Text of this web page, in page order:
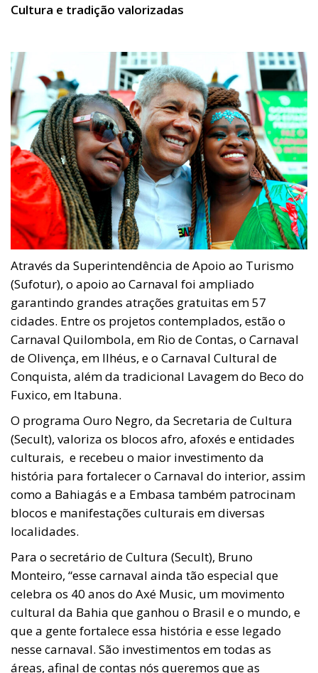
Cultura e tradição valorizadas
Através da Superintendência de Apoio ao Turismo
(Sufotur), o apoio ao Carnaval foi ampliado
garantindo grandes atrações gratuitas em 57
cidades. Entre os projetos contemplados, estão o
Carnaval Quilombola, em Rio de Contas, o Carnaval
de Olivença, em Ilhéus, e o Carnaval Cultural de
Conquista, além da tradicional Lavagem do Beco do
Fuxico, em Itabuna.
O programa Ouro Negro, da Secretaria de Cultura
(Secult), valoriza os blocos afro, afoxés e entidades
culturais, e recebeu o maior investimento da
história para fortalecer o Carnaval do interior, assim
como a Bahiagás e a Embasa também patrocinam
blocos e manifestações culturais em diversas
localidades.
Para o secretário de Cultura (Secult), Bruno
Monteiro, “esse carnaval ainda tão especial que
celebra os 40 anos do Axé Music, um movimento
cultural da Bahia que ganhou o Brasil e o mundo, e
que a gente fortalece essa história e esse legado
nesse carnaval. São investimentos em todas as
áreas, afinal de contas nós queremos que as